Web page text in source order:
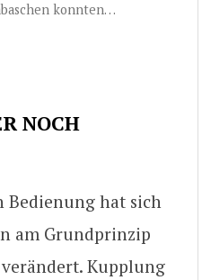
konnten…
NOCH
Bedienung hat sich
am Grundprinzip
Kupplung